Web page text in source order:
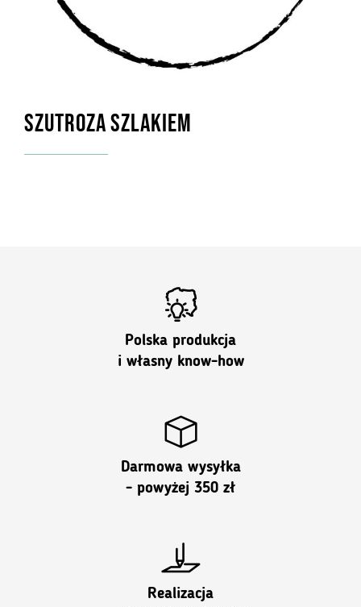
SZUTROZA SZLAKIEM
Polska produkcja
i własny know-how
Darmowa wysyłka
- powyżej 350 zł
Realizacja